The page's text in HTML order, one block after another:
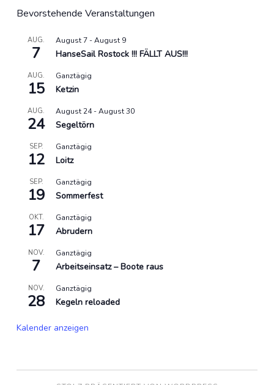
Bevorstehende Veranstaltungen
AUG.
7
August 7 -August 9
HanseSail Rostock !!! FÄLLT AUS!!!
AUG.
15
Ganztägig
Ketzin
AUG.
24
August 24-August 30
Segeltörn
SEP.
12
Ganztägig
Loitz
SEP.
19
Ganztägig
Sommerfest
OKT.
17
Ganztägig
Abrudern
NOV.
7
Ganztägig
Arbeitseinsatz – Boote raus
NOV.
28
Ganztägig
Kegeln reloaded
Kalender anzeigen